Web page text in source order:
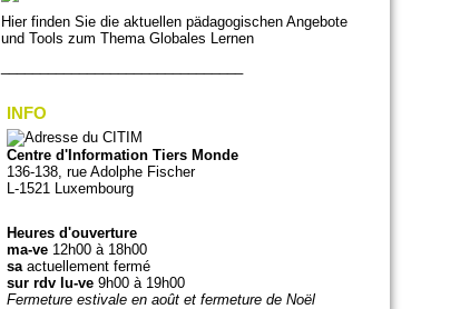
Hier finden Sie die aktuellen pädagogischen Angebote
und Tools zum Thema Globales Lernen
INFO
Centre d'Information Tiers Monde
136-138, rue Adolphe Fischer
L-1521 Luxembourg
Heures d'ouverture
ma-ve 12h00 à 18h00
saactuellement fermé
sur rdv lu-ve 9h00 à 19h00
Fermeture estivale en août et fermeture de Noël